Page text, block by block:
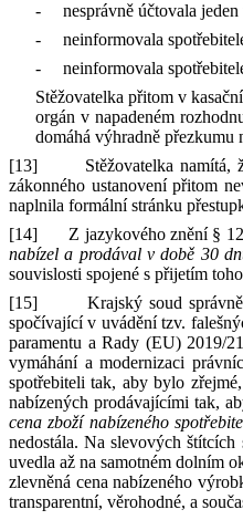
-
nesprávně účtovala
-
neinformovala
-
neinformovala
Stěžovatelka přitom v
orgán v napadeném
domáhá výhradně přezkumu
[13]
Stěžovatelka namítá,
zákonného ustanovení přitom
naplnila formální stránku
[14]
Z jazykového znění §
nabízela prodával v době 30
souvislosti spojené s přijetím
[15]
Krajský soud
spočívající v uvádění tzv.
paramentu a Rady (EU) 2019/
vymáhání a modernizaci
spotřebiteli tak, aby bylo
nabízených prodávajícími tak,
cena zboží nabízeného
nedostála. Na slevových štítcích
uvedla až na samotném dolním
zlevněná cena nabízeného
transparentní, věrohodné, a